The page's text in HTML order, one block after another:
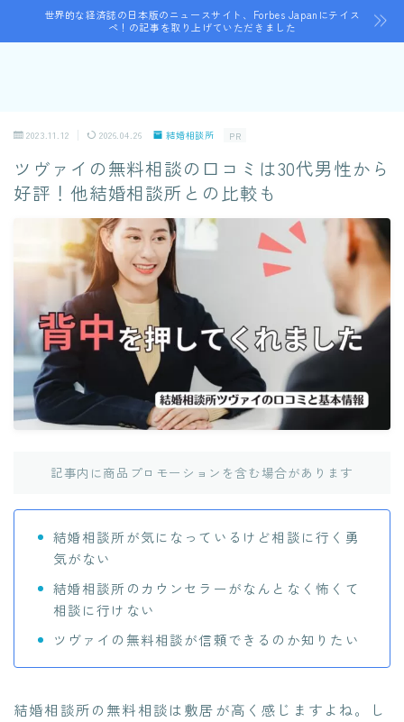
世界的な経済誌の日本版のニュースサイト、Forbes Japanにテイス
ペ！の記事を取り上げていただきました
2023.11.12 2026.04.26 結婚相談所 PR
ツヴァイの無料相談の口コミは30代男性から
好評！他結婚相談所との比較も
記事内に商品プロモーションを含む場合があります
結婚相談所が気になっているけど相談に行く勇
気がない
結婚相談所のカウンセラーがなんとなく怖くて
相談に行けない
ツヴァイの無料相談が信頼できるのか知りたい
結婚相談所の無料相談は敷居が高く感じますよね。し